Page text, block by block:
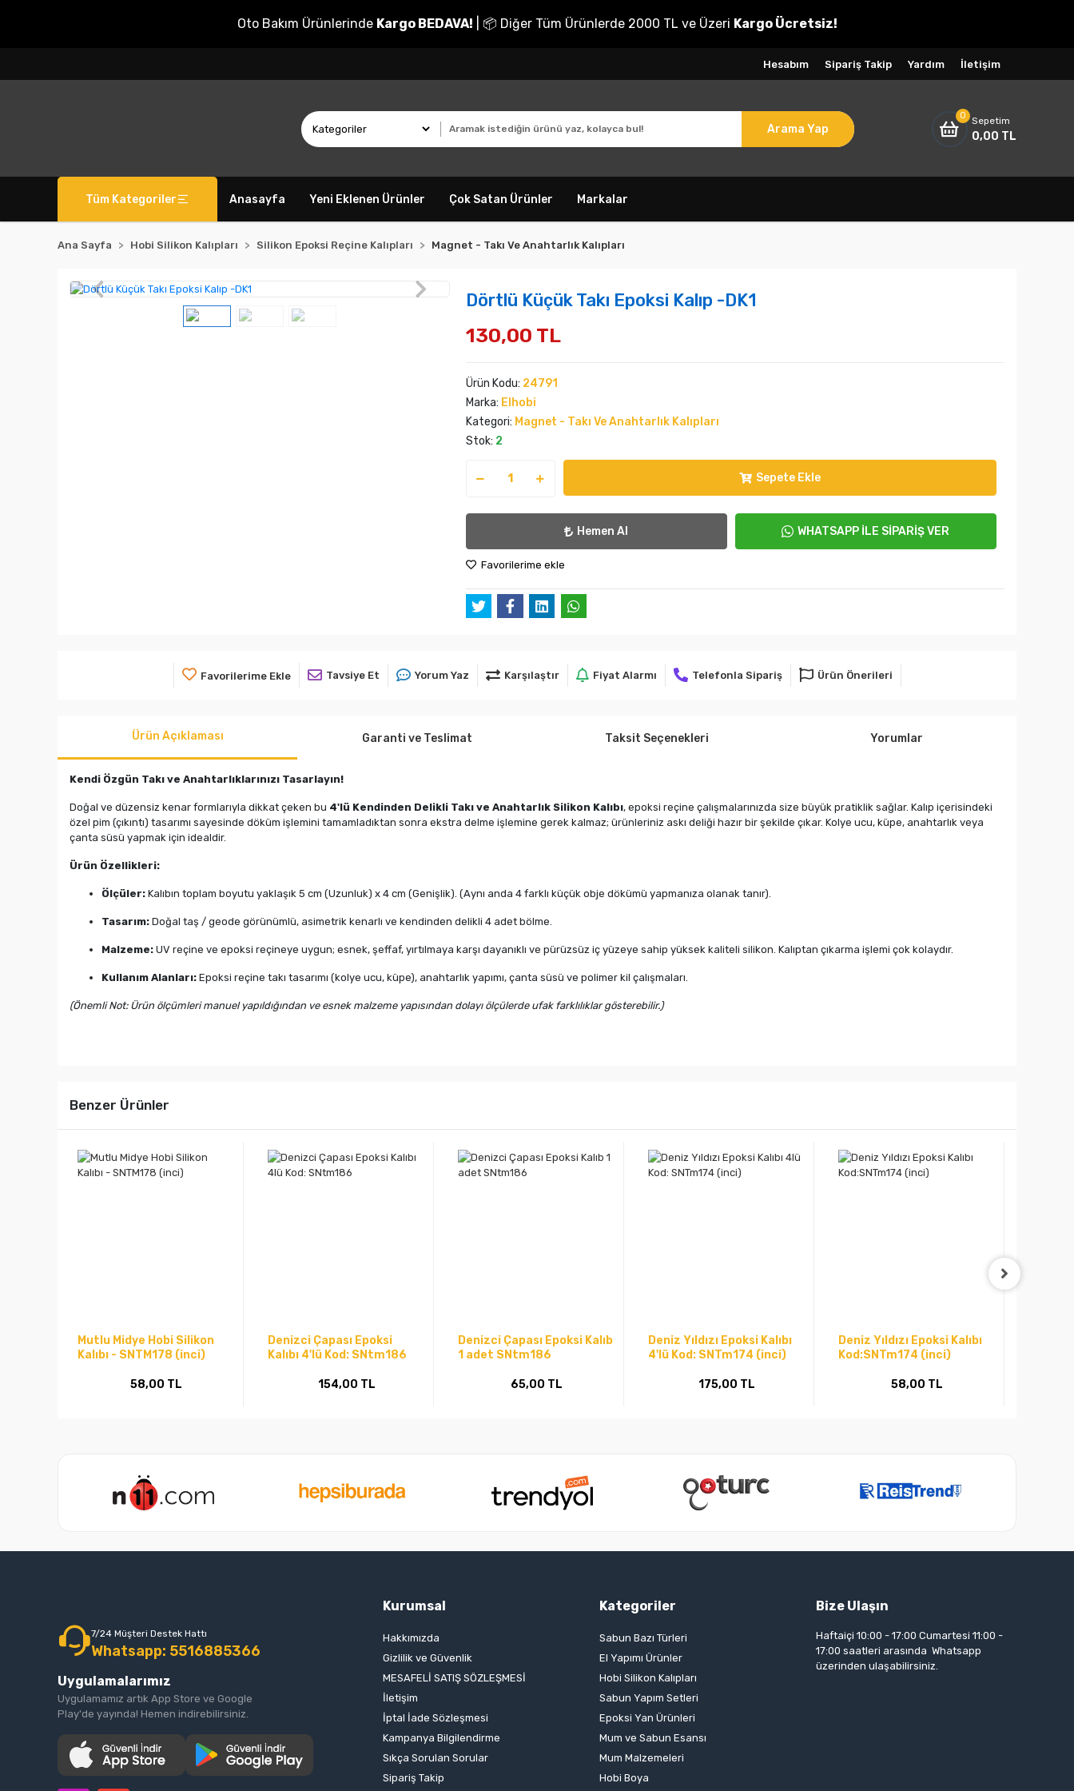
Oto Bakım Ürünlerinde Kargo BEDAVA! | 📦 Diğer Tüm Ürünlerde 2000 TL ve Üzeri Kargo Ücretsiz!
Hesabım Sipariş Takip Yardım İletişim
Arama Yap
0 Sepetim
0,00 TL
Tüm Kategoriler Anasayfa Yeni Eklenen Ürünler Çok Satan Ürünler Markalar
Ana Sayfa Hobi Silikon Kalıpları Silikon Epoksi Reçine Kalıpları Magnet - Takı Ve Anahtarlık Kalıpları
Dörtlü Küçük Takı Epoksi Kalıp -DK1
130,00 TL
Ürün Kodu: 24791
Marka: Elhobi
Kategori: Magnet - Takı Ve Anahtarlık Kalıpları
Stok: 2
Sepete Ekle
Hemen Al WHATSAPP İLE SİPARİŞ VER
Favorilerime ekle
Favorilerime Ekle Tavsiye Et Yorum Yaz Karşılaştır Fiyat Alarmı Telefonla Sipariş Ürün Önerileri
Ürün Açıklaması Garanti ve Teslimat Taksit Seçenekleri Yorumlar
Kendi Özgün Takı ve Anahtarlıklarınızı Tasarlayın!
Doğal ve düzensiz kenar formlarıyla dikkat çeken bu 4'lü Kendinden Delikli Takı ve Anahtarlık Silikon Kalıbı, epoksi reçine çalışmalarınızda size büyük pratiklik sağlar. Kalıp içerisindeki
özel pim (çıkıntı) tasarımı sayesinde döküm işlemini tamamladıktan sonra ekstra delme işlemine gerek kalmaz; ürünleriniz askı deliği hazır bir şekilde çıkar. Kolye ucu, küpe, anahtarlık veya
çanta süsü yapmak için idealdir.
Ürün Özellikleri:
Ölçüler: Kalıbın toplam boyutu yaklaşık 5 cm (Uzunluk) x 4 cm (Genişlik). (Aynı anda 4 farklı küçük obje dökümü yapmanıza olanak tanır).
Tasarım: Doğal taş / geode görünümlü, asimetrik kenarlı ve kendinden delikli 4 adet bölme.
Malzeme: UV reçine ve epoksi reçineye uygun; esnek, şeffaf, yırtılmaya karşı dayanıklı ve pürüzsüz iç yüzeye sahip yüksek kaliteli silikon. Kalıptan çıkarma işlemi çok kolaydır.
Kullanım Alanları: Epoksi reçine takı tasarımı (kolye ucu, küpe), anahtarlık yapımı, çanta süsü ve polimer kil çalışmaları.
(Önemli Not: Ürün ölçümleri manuel yapıldığından ve esnek malzeme yapısından dolayı ölçülerde ufak farklılıklar gösterebilir.)
Benzer Ürünler
Mutlu Midye Hobi Silikon
Kalıbı - SNTM178 (inci)
58,00 TL
Denizci Çapası Epoksi
Kalıbı 4'lü Kod: SNtm186
154,00 TL
Denizci Çapası Epoksi Kalıb
1 adet SNtm186
65,00 TL
Deniz Yıldızı Epoksi Kalıbı
4'lü Kod: SNTm174 (inci)
175,00 TL
Deniz Yıldızı Epoksi Kalıbı
Kod:SNTm174 (inci)
58,00 TL
7/24 Müşteri Destek Hattı
Whatsapp: 5516885366
Uygulamalarımız
Uygulamamız artık App Store ve Google
Play'de yayında! Hemen indirebilirsiniz.
Kurumsal
Hakkımızda
Gizlilik ve Güvenlik
MESAFELİ SATIŞ SÖZLEŞMESİ
İletişim
İptal İade Sözleşmesi
Kampanya Bilgilendirme
Sıkça Sorulan Sorular
Sipariş Takip
Kategoriler
Sabun Bazı Türleri
El Yapımı Ürünler
Hobi Silikon Kalıpları
Sabun Yapım Setleri
Epoksi Yan Ürünleri
Mum ve Sabun Esansı
Mum Malzemeleri
Hobi Boya
Bize Ulaşın
Haftaiçi 10:00 - 17:00 Cumartesi 11:00 -
17:00 saatleri arasında Whatsapp
üzerinden ulaşabilirsiniz.